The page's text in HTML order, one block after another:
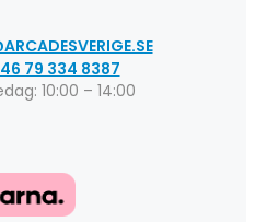
79 334 8387
10:00 – 14:00